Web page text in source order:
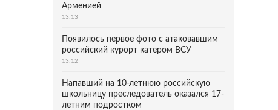
Арменией
13:13
Появилось первое фото с атаковавшим
российский курорт катером ВСУ
13:12
Напавший на 10-летнюю российскую
школьницу преследователь оказался 17-
летним подростком